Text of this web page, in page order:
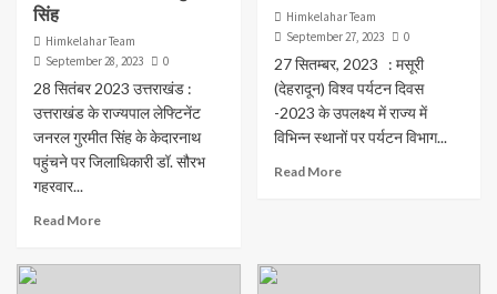
सिंह
Himkelahar Team
September 28, 2023
0
28 सितंबर 2023 उत्तराखंड :
उत्तराखंड के राज्यपाल लेफ्टिनेंट
जनरल गुरमीत सिंह के केदारनाथ
पहुंचने पर जिलाधिकारी डॉ. सौरभ
गहरवार...
Read More
Himkelahar Team
September 27, 2023
0
27 सितम्बर, 2023 : मसूरी
(देहरादून) विश्व पर्यटन दिवस
-2023 के उपलक्ष्य में राज्य में
विभिन्न स्थानों पर पर्यटन विभाग...
Read More